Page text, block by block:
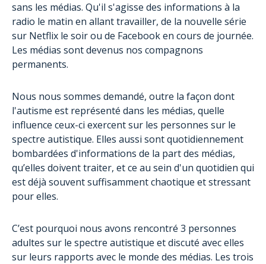
sans les médias. Qu'il s'agisse des informations à la
radio le matin en allant travailler, de la nouvelle série
sur Netflix le soir ou de Facebook en cours de journée.
Les médias sont devenus nos compagnons
permanents.
Nous nous sommes demandé, outre la façon dont
l'autisme est représenté dans les médias, quelle
influence ceux-ci exercent sur les personnes sur le
spectre autistique. Elles aussi sont quotidiennement
bombardées d'informations de la part des médias,
qu’elles doivent traiter, et ce au sein d'un quotidien qui
est déjà souvent suffisamment chaotique et stressant
pour elles.
C’est pourquoi nous avons rencontré 3 personnes
adultes sur le spectre autistique et discuté avec elles
sur leurs rapports avec le monde des médias. Les trois